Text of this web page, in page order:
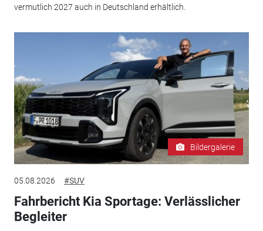
vermutlich 2027 auch in Deutschland erhältlich.
Bildergalerie
05.08.2026 #SUV
Fahrbericht Kia Sportage: Verlässlicher
Begleiter